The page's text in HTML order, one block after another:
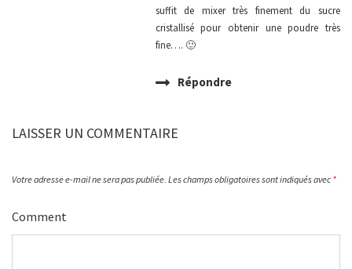
suffit de mixer très finement du sucre
cristallisé pour obtenir une poudre très
fine…. 🙂
Répondre
LAISSER UN COMMENTAIRE
Votre adresse e-mail ne sera pas publiée. Les champs obligatoires sont indiqués avec *
Comment